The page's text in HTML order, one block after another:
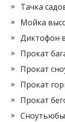
Тачка
Мойка
Диктофон
Прокат
Прокат
Прокат
Прокат
Сноутьюбы